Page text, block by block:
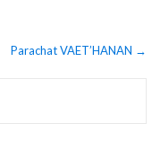
Parachat VAET’HANAN →